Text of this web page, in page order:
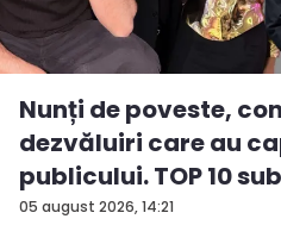
05 august 2026, 14:21
Nunți de poveste,
dezvăluiri care au
publicului. TOP 10